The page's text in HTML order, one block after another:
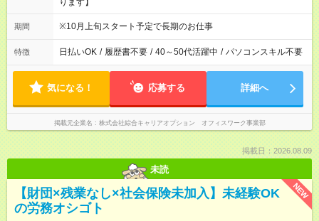
ります】
期間 ※10月上旬スタート予定で長期のお仕事
特徴 日払いOK / 履歴書不要 / 40～50代活躍中 / パソコンスキル不要
気になる！ 応募する 詳細へ
掲載元企業名 株式会社綜合キャリアオプション オフィスワーク事業部
掲載日：2026.08.09
未読
NEW
【財団×残業なし×社会保険未加入】未経験OK
の労務オシゴト